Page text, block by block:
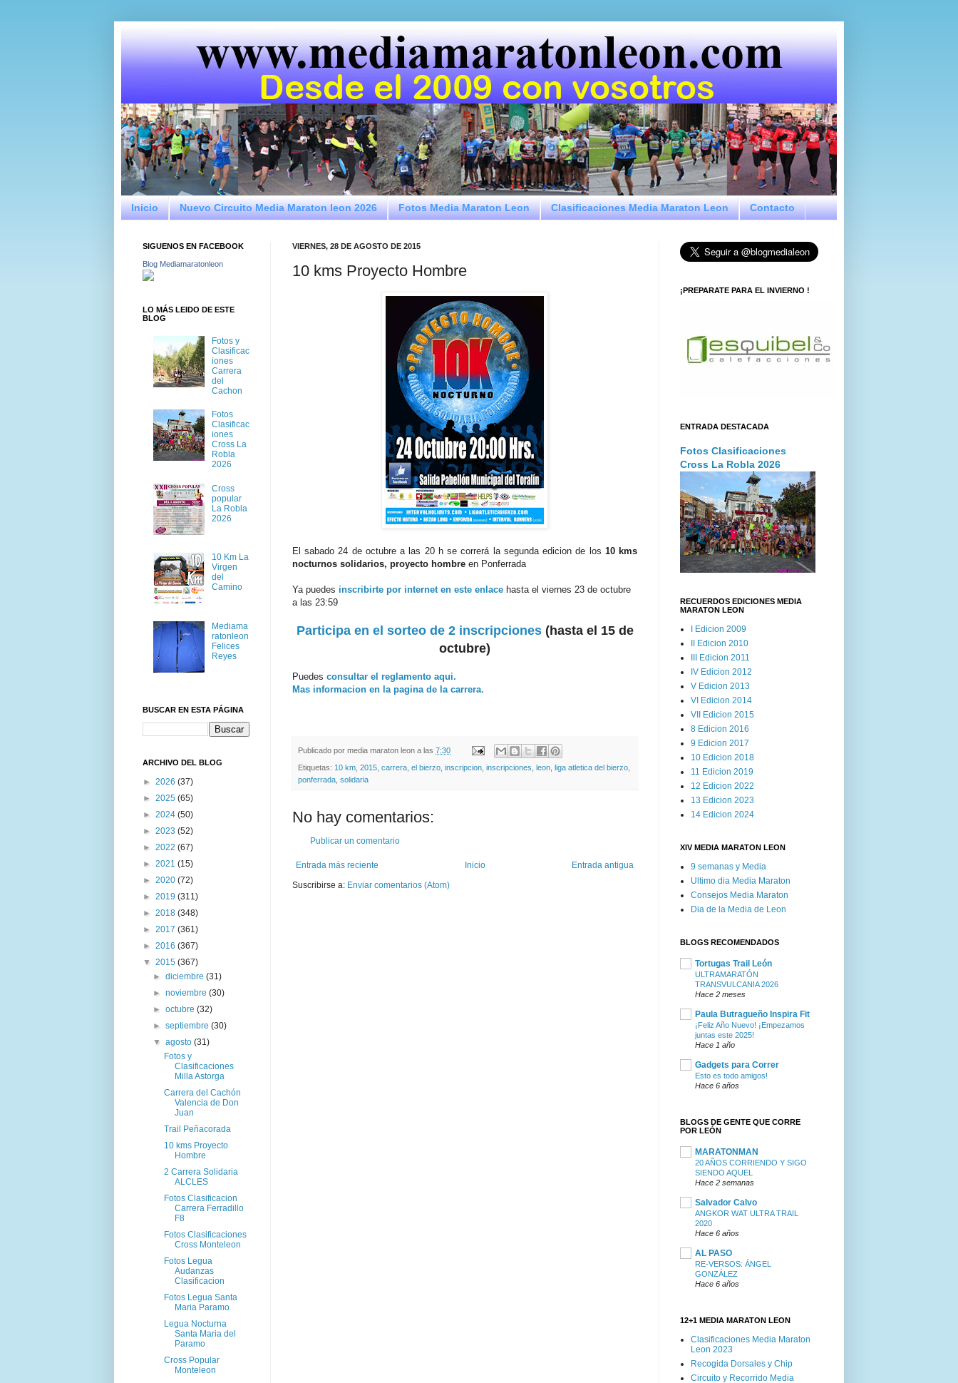
Inicio Nuevo Circuito Media Maraton leon 2026 Fotos Media Maraton Leon Clasificaciones Media Maraton Leon Contacto
VIERNES, 28 DE AGOSTO DE 2015
10 kms Proyecto Hombre
El sabado 24 de octubre a las 20 h se correrá la segunda edicion de los 10 kms
nocturnos solidarios, proyecto hombre en Ponferrada
Ya puedes inscribirte por internet en este enlace hasta el viernes 23 de octubre
a las 23:59
Participa en el sorteo de 2 inscripciones(hasta el 15 de
octubre)
Puedes consultar el reglamento aqui.
Mas informacion en la pagina de la carrera.
Publicado por media maraton leon a las 7:30
Etiquetas: 10 km 2015 carrera el bierzo inscripcion inscripciones leon liga atletica del bierzo
ponferrada solidaria
No hay comentarios:
Publicar un comentario
Entrada más reciente Entrada antigua
Inicio
Suscribirse a: Enviar comentarios (Atom)
SIGUENOS EN FACEBOOK
Blog Mediamaratonleon
LO MÁS LEIDO DE ESTE
BLOG
Fotos y
Clasificac
iones
Carrera
del
Cachon
Fotos
Clasificac
iones
Cross La
Robla
2026
Cross
popular
La Robla
2026
10 Km La
Virgen
del
Camino
Mediama
ratonleon
Felices
Reyes
BUSCAR EN ESTA PÁGINA
ARCHIVO DEL BLOG
► 2026 (37)
► 2025 (65)
► 2024 (50)
► 2023 (52)
► 2022 (67)
► 2021 (15)
► 2020 (72)
► 2019 (311)
► 2018 (348)
► 2017 (361)
► 2016 (367)
▼ 2015 (367)
►diciembre(31)
►noviembre(30)
►octubre(32)
►septiembre(30)
▼agosto(31)
Fotos y
Clasificaciones
Milla Astorga
Carrera del Cachón
Valencia de Don
Juan
Trail Peñacorada
10 kms Proyecto
Hombre
2 Carrera Solidaria
ALCLES
Fotos Clasificacion
Carrera Ferradillo
F8
Fotos Clasificaciones
Cross Monteleon
Fotos Legua
Audanzas
Clasificacion
Fotos Legua Santa
Maria Paramo
Legua Nocturna
Santa Maria del
Paramo
Cross Popular
Monteleon
¡PREPARATE PARA EL INVIERNO !
ENTRADA DESTACADA
Fotos Clasificaciones
Cross La Robla 2026
RECUERDOS EDICIONES MEDIA
MARATON LEON
I Edicion 2009
II Edicion 2010
III Edicion 2011
IV Edicion 2012
V Edicion 2013
VI Edicion 2014
VII Edicion 2015
8 Edicion 2016
9 Edicion 2017
10 Edicion 2018
11 Edicion 2019
12 Edicion 2022
13 Edicion 2023
14 Edicion 2024
XIV MEDIA MARATON LEON
9 semanas y Media
Ultimo dia Media Maraton
Consejos Media Maraton
Dia de la Media de Leon
BLOGS RECOMENDADOS
Tortugas Trail León
ULTRAMARATÓN
TRANSVULCANIA 2026
Hace 2 meses
Paula Butragueño Inspira Fit
¡Feliz Año Nuevo! ¡Empezamos
juntas este 2025!
Hace 1 año
Gadgets para Correr
Esto es todo amigos!
Hace 6 años
BLOGS DE GENTE QUE CORRE
POR LEÓN
MARATONMAN
20 AÑOS CORRIENDO Y SIGO
SIENDO AQUEL
Hace 2 semanas
Salvador Calvo
ANGKOR WAT ULTRA TRAIL
2020
Hace 6 años
AL PASO
RE-VERSOS: ÁNGEL
GONZÁLEZ
Hace 6 años
12+1 MEDIA MARATON LEON
Clasificaciones Media Maraton
Leon 2023
Recogida Dorsales y Chip
Circuito y Recorrido Media